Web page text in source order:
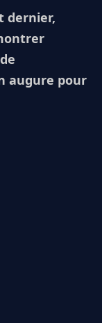
dernier,
augure pour